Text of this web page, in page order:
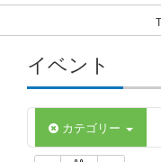
イベント
カテゴリー
05:00
06:00